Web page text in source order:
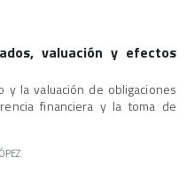
valuación y efectos
y la valuación de obligaciones
financiera y la toma de